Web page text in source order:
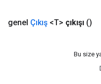
genel Çıkış <T> çıkışı ()
Bu size